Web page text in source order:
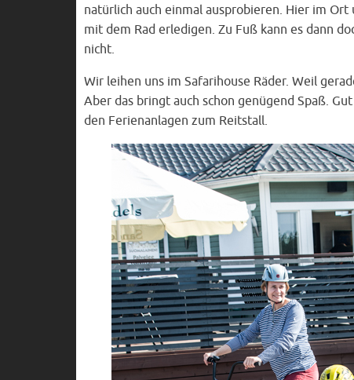
natürlich auch einmal ausprobieren. Hier im
mit dem Rad erledigen. Zu Fuß kann es dann
nicht.
Wir leihen uns im Safarihouse Räder. Weil
Aber das bringt auch schon genügend Spaß.
den Ferienanlagen zum Reitstall.